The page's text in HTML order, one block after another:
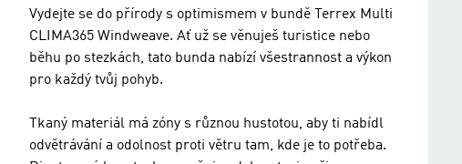
Vydejte se do přírody s optimismem v bundě Terrex Multi
CLIMA365 Windweave. Ať už se věnuješ turistice nebo
běhu po stezkách, tato bunda nabízí všestrannost a výkon
pro každý tvůj pohyb.
Tkaný materiál má zóny s různou hustotou, aby ti nabídl
odvětrávání a odolnost proti větru tam, kde je to potřeba.